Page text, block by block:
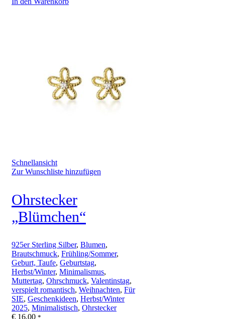
Schnellansicht
Zur Wunschliste hinzufügen
Ohrstecker
„Blümchen“
925er Sterling Silber, Blumen,
Brautschmuck, Frühling/Sommer,
Geburt, Taufe, Geburtstag,
Herbst/Winter, Minimalismus,
Muttertag, Ohrschmuck, Valentinstag,
verspielt romantisch, Weihnachten, Für
SIE, Geschenkideen, Herbst/Winter
2025, Minimalistisch, Ohrstecker
€ 16,00 *